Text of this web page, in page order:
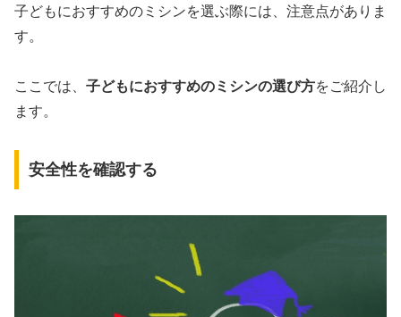
子どもにおすすめのミシンを選ぶ際には、注意点がありま
す。
ここでは、 子どもにおすすめのミシンの選び方をご紹介し
ます。
安全性を確認する